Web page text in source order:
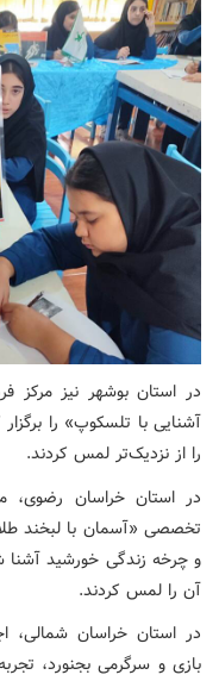
در استان بوشهر نیز مرکز
آشنایی با تلسکوپ» را
را از نزدیک‌تر لمس کردند.
تخصصی «آسمان با لبخند
و چرخه زندگی خورشید آشنا
آن را لمس کردند.
در استان خراسان شمالی،
بازی و سرگرمی بجنورد،